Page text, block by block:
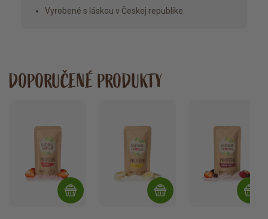
Vyrobené s láskou v Českej republike.
DOPORUČENÉ PRODUKTY